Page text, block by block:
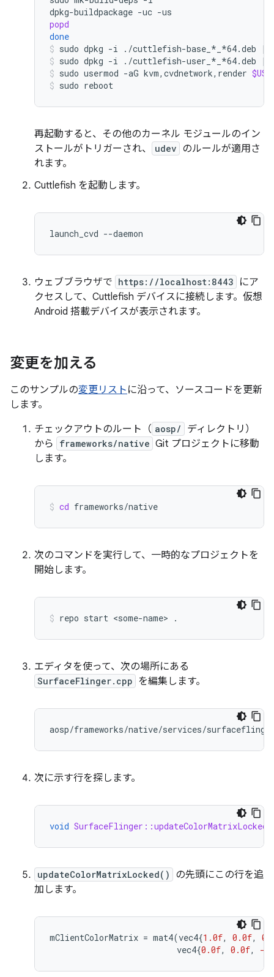
dpkg-buildpackage -uc
popd
done
sudo dpkg -i ./cuttlefish-base_*_*64.deb
||
sudo dpkg -i ./cuttlefish-user_*_*64.deb
||
sudo usermod -aG kvm,cvdnetwork,render
sudo reboot
再起動すると、その他のカーネル モジュールのイン
ストールがトリガーされ、
udev のルールが適用さ
れます。
Cuttlefish を起動します。
ウェブブラウザで https://localhost:8443
にア
クセスして、Cuttlefish デバイスに接続します。仮想
Android 搭載デバイスが表示されます。
変更を加える
このサンプルの変更リスト に沿って、ソースコードを更新
します。
チェックアウトのルート（ aosp/
ディレクトリ）
から
frameworks/native Git プロジェクトに移動
します。
cd frameworks/native
次のコマンドを実行して、一時的なプロジェクトを
開始します。
repo start <some-name> .
エディタを使って、次の場所にある
SurfaceFlinger.cpp を編集します。
次に示す行を探します。
void SurfaceFlinger::updateColorMatrixLocked
updateColorMatrixLocked()
の先頭にこの行を追
加します。
mClientColorMatrix = mat4(vec4{1.0f, 0.0f,
vec4{0.0f, 0.0f, -